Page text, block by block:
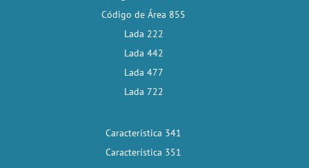
Código de Área 855
Lada 222
Lada 442
Lada 477
Lada 722
Característica 341
Característica 351